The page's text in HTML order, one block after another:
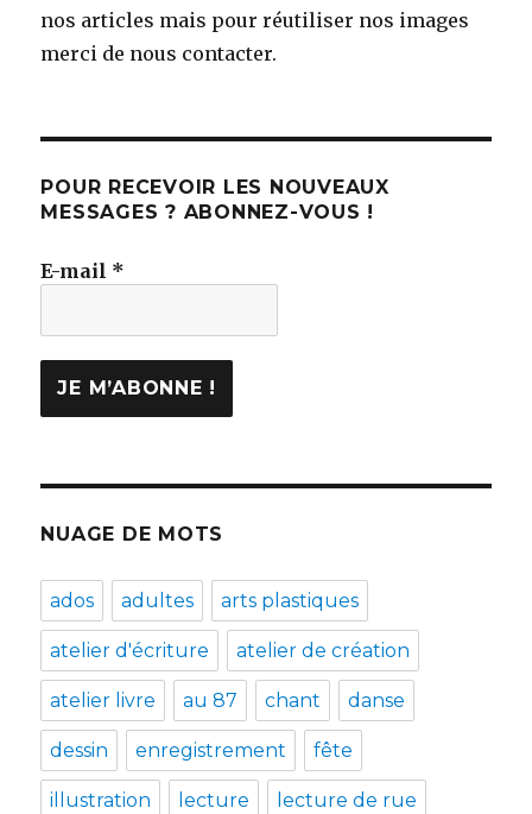
nos articles mais pour réutiliser nos images
merci de nous contacter.
POUR RECEVOIR LES NOUVEAUX
MESSAGES ? ABONNEZ-VOUS !
E-mail *
NUAGE DE MOTS
ados adultes arts plastiques
atelier d'écriture atelier de création
atelier livre au 87 chant danse
dessin enregistrement fête
illustration lecture lecture de rue